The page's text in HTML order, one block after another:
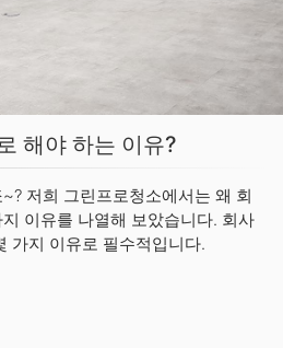
해야 하는 이유?
저희 그린프로청소에서는 왜 회
이유를 나열해 보았습니다. 회사
가지 이유로 필수적입니다.